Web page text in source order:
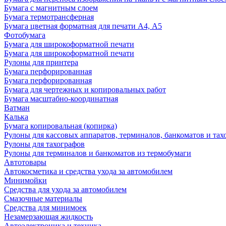
Бумага с магнитным слоем
Бумага термотрансферная
Бумага цветная форматная для печати А4, А5
Фотобумага
Бумага для широкоформатной печати
Бумага для широкоформатной печати
Рулоны для принтера
Бумага перфорированная
Бумага перфорированная
Бумага для чертежных и копировальных работ
Бумага масштабно-координатная
Ватман
Калька
Бумага копировальная (копирка)
Рулоны для кассовых аппаратов, терминалов, банкоматов и
Рулоны для тахографов
Рулоны для терминалов и банкоматов из термобумаги
Автотовары
Автокосметика и средства ухода за автомобилем
Минимойки
Средства для ухода за автомобилем
Смазочные материалы
Средства для минимоек
Незамерзающая жидкость